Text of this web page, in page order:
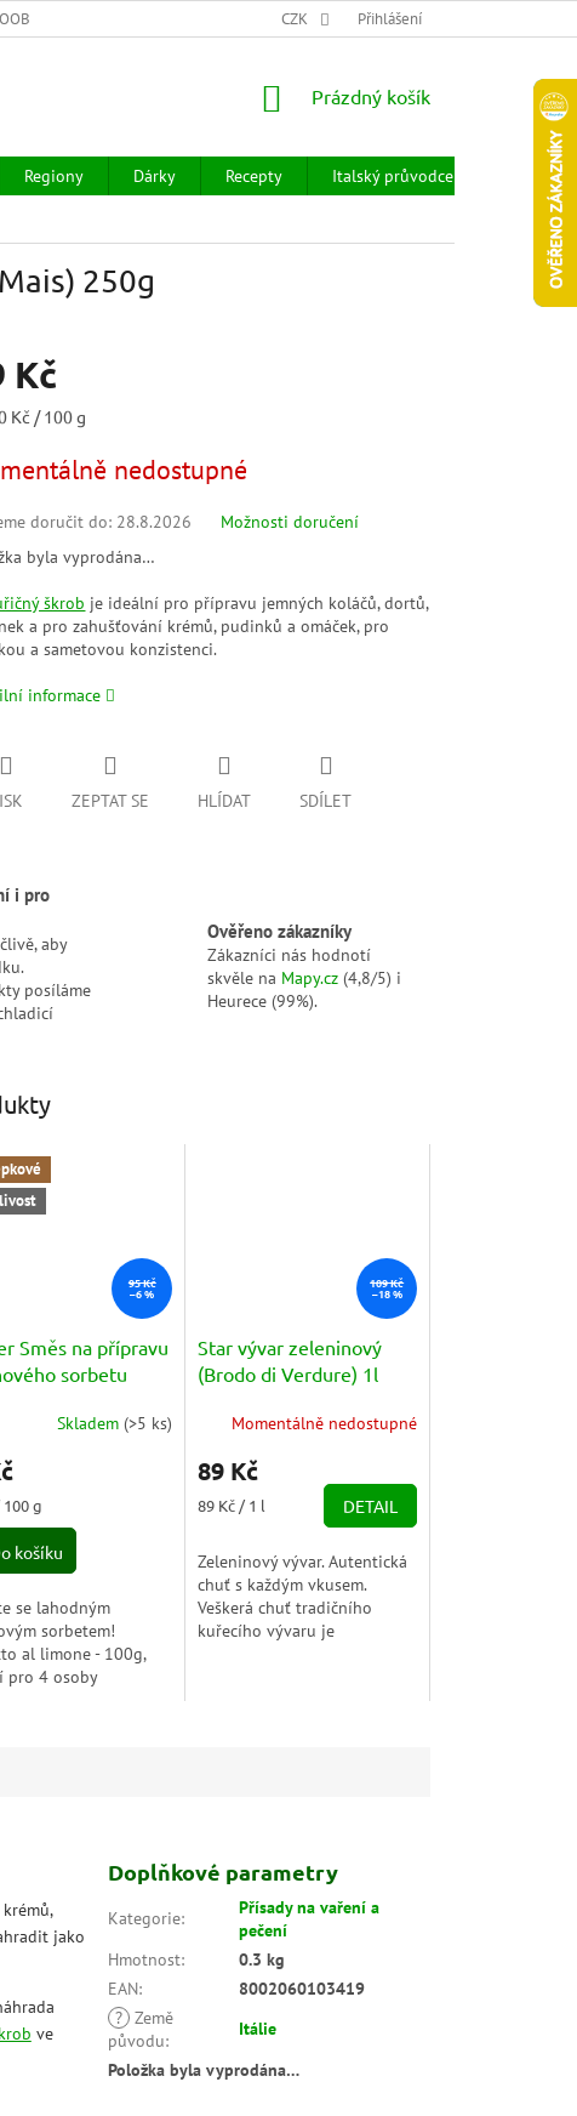
HODNOCENÍ OBCHODU OBCHODNÍ PODMÍNKY
CZK Přihlášení
NÁKUPNÍ
Prázdný košík
Regiony Dárky Recepty Italský průvodce
Prodejny
250g
Kč
Kč / 100 g
nedostupné
doručit do: 28.8.2026
Možnosti doručení
byla vyprodána…
škrob je ideální pro přípravu jemných koláčů, dortů,
a pro zahušťování krémů, pudinků a omáček, pro
a sametovou konzistenci.
informace
ZEPTAT SE HLÍDAT SDÍLET
i pro
aby
posíláme
Ověřeno zákazníky
Zákazníci nás hodnotí
skvěle na Mapy.cz (4,8/5) i
Heurece (99%).
95 Kč
–6 %
Směs na přípravu
sorbetu
Skladem(>5 ks)
100 g
košíku
se lahodným
sorbetem!
al limone - 100g,
pro 4 osoby
109 Kč
–18 %
Star vývar zeleninový
(Brodo di Verdure) 1l
Momentálně nedostupné
89 Kč
Měrná
89 Kč / 1 l DETAIL
Zeleninový vývar. Autentická
chuť s každým vkusem.
Veškerá chuť tradičního
kuřecího vývaru je
jako
ve
Doplňkové parametry
Kategorie:
Přísady na vaření a
pečení
Hmotnost:
0.3 kg
EAN:
8002060103419
? Země
původu:
Itálie
Položka byla vyprodána…